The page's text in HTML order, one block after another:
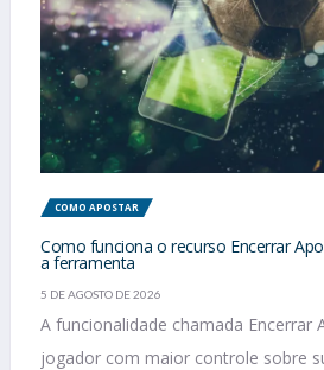
COMO APOSTAR
Como funciona o recurso Encerrar
a ferramenta
5 DE AGOSTO DE 2026
A funcionalidade chamada Encerrar
jogador com maior controle sobre